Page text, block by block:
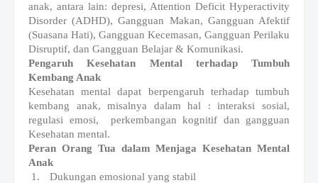
anak, antara lain: depresi, Attention Deficit Hyperactivity
Disorder (ADHD), Gangguan Makan, Gangguan Afektif
(Suasana Hati), Gangguan Kecemasan, Gangguan Perilaku
Disruptif, dan Gangguan Belajar & Komunikasi.
Pengaruh Kesehatan Mental terhadap Tumbuh
Kembang Anak
Kesehatan mental dapat berpengaruh terhadap tumbuh
kembang anak, misalnya dalam hal : interaksi sosial,
regulasi emosi,
perkembangan kognitif dan gangguan
Kesehatan mental.
Peran Orang Tua dalam Menjaga Kesehatan Mental
Anak
1.
Dukungan emosional yang stabil